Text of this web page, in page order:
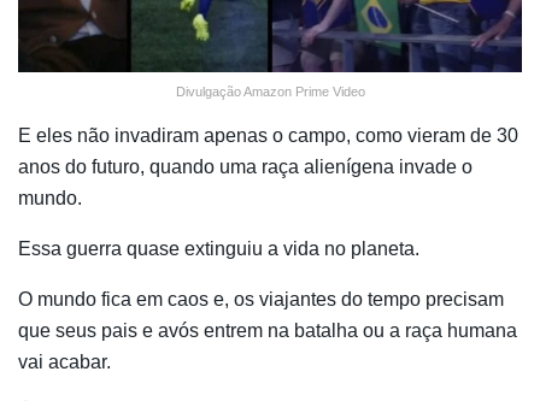
Divulgação Amazon Prime Video
E eles não invadiram apenas o campo, como vieram de 30
anos do futuro, quando uma raça alienígena invade o
mundo.
Essa guerra quase extinguiu a vida no planeta.
O mundo fica em caos e, os viajantes do tempo precisam
que seus pais e avós entrem na batalha ou a raça humana
vai acabar.